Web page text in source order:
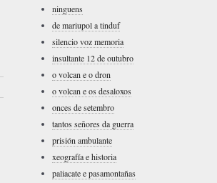
ninguens
de mariupol a tinduf
silencio voz memoria
insultante 12 de outubro
o volcan e o dron
o volcan e os desaloxos
onces de setembro
tantos señores da guerra
prisión ambulante
xeografía e historia
paliacate e pasamontañas